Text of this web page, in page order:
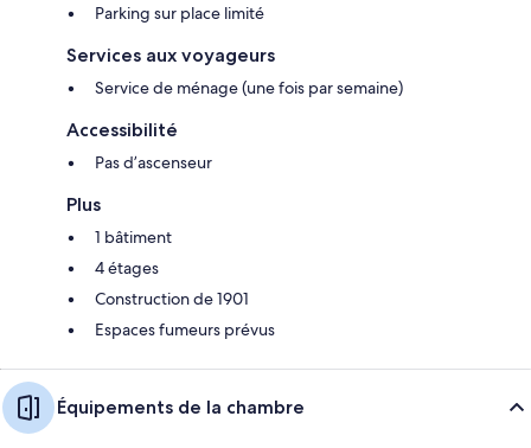
Parking sur place limité
Services aux voyageurs
Service de ménage (une fois par semaine)
Accessibilité
Pas d’ascenseur
Plus
1 bâtiment
4 étages
Construction de 1901
Espaces fumeurs prévus
Équipements de la chambre